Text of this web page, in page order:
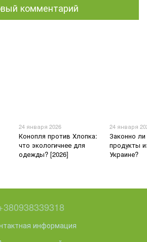
комментарий
24 января 2026
Конопля против Хлопка:
что экологичнее для
одежды? [2026]
24 января
Законно
продукты
Украине?
информация